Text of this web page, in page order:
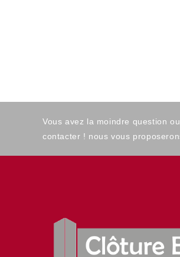
Vous avez la moindre question
contacter ! nous vous